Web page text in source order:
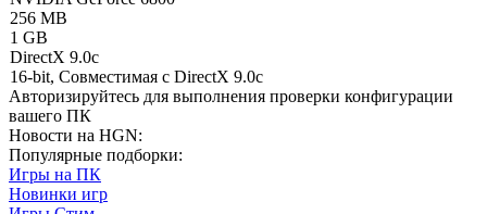
256 MB
1 GB
DirectX 9.0c
16-bit, Совместимая с DirectX 9.0c
Авторизируйтесь для выполнения проверки конфигурации
вашего ПК
Новости на HGN:
Популярные подборки:
Игры на ПК
Новинки игр